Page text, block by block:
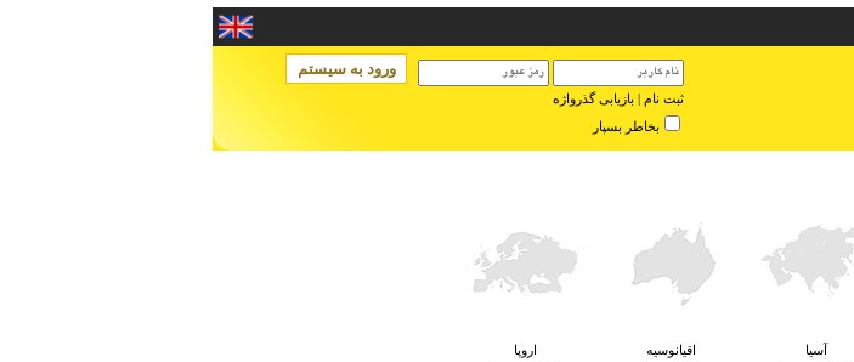
ثبت نام بازیابی گذرواژه
بخاطر بسپار
آسيا
اقيانوسيه
اروپا